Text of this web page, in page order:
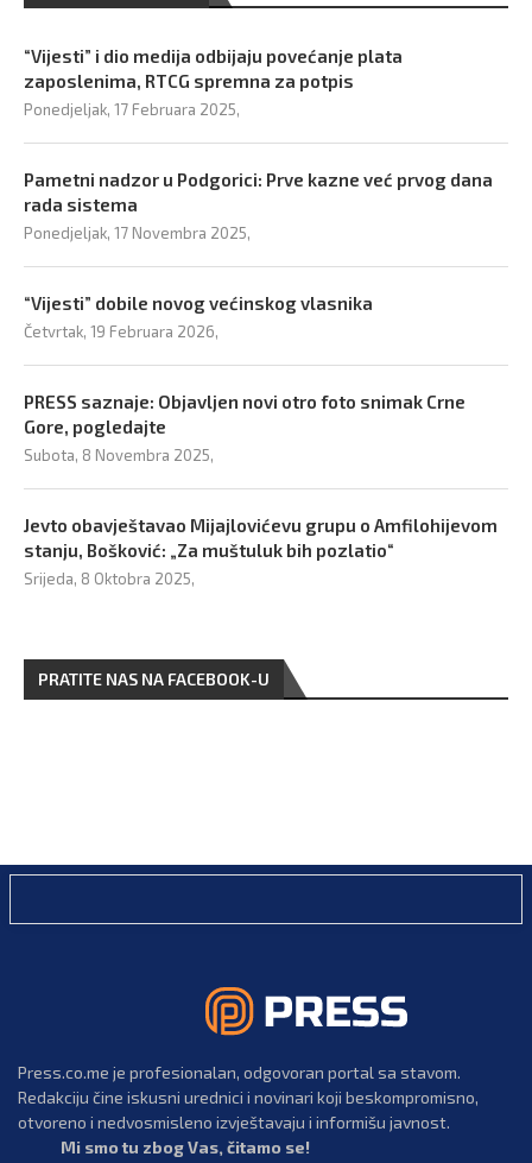
“Vijesti” i dio medija odbijaju povećanje plata
zaposlenima, RTCG spremna za potpis
Ponedjeljak, 17 Februara 2025,
Pametni nadzor u Podgorici: Prve kazne već prvog dana
rada sistema
Ponedjeljak, 17 Novembra 2025,
“Vijesti” dobile novog većinskog vlasnika
Četvrtak, 19 Februara 2026,
PRESS saznaje: Objavljen novi otro foto snimak Crne
Gore, pogledajte
Subota, 8 Novembra 2025,
Jevto obavještavao Mijajlovićevu grupu o Amfilohijevom
stanju, Bošković: „Za muštuluk bih pozlatio“
Srijeda, 8 Oktobra 2025,
PRATITE NAS NA FACEBOOK-U
Press.co.me je profesionalan, odgovoran portal sa stavom.
Redakciju čine iskusni urednici i novinari koji beskompromisno,
otvoreno i nedvosmisleno izvještavaju i informišu javnost.
Mi smo tu zbog Vas, čitamo se!